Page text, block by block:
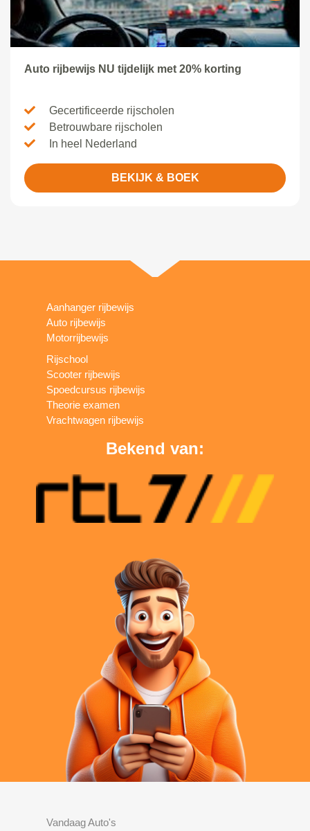
Auto rijbewijs NU tijdelijk met 20% korting
Gecertificeerde rijscholen
Betrouwbare rijscholen
In heel Nederland
BEKIJK & BOEK
Aanhanger rijbewijs
Auto rijbewijs
Motorrijbewijs
Rijschool
Scooter rijbewijs
Spoedcursus rijbewijs
Theorie examen
Vrachtwagen rijbewijs
Bekend van:
Vandaag Auto's